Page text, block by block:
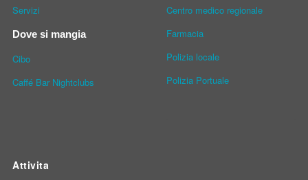
Servizi
Dove si mangia
Cibo
Caffé Bar Nightclubs
Centro medico regionale
Farmacia
Polizia locale
Polizia Portuale
Attivita